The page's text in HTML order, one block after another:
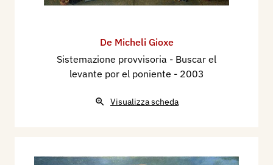
De Micheli Gioxe
Sistemazione provvisoria - Buscar el
levante por el poniente - 2003
Visualizza scheda